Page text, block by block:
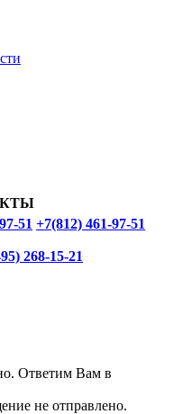
51 +7(812) 461-97-51
268-15-21
Ответим Вам в
не отправлено.